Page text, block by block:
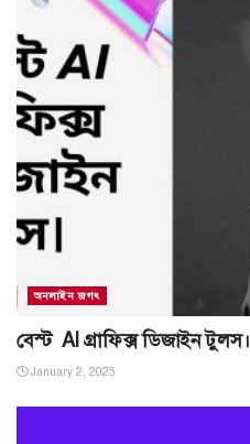
অনলাইন জগৎ
বেস্ট AI গ্রাফিক্স ডিজাইন টুলস।
January 2, 2025